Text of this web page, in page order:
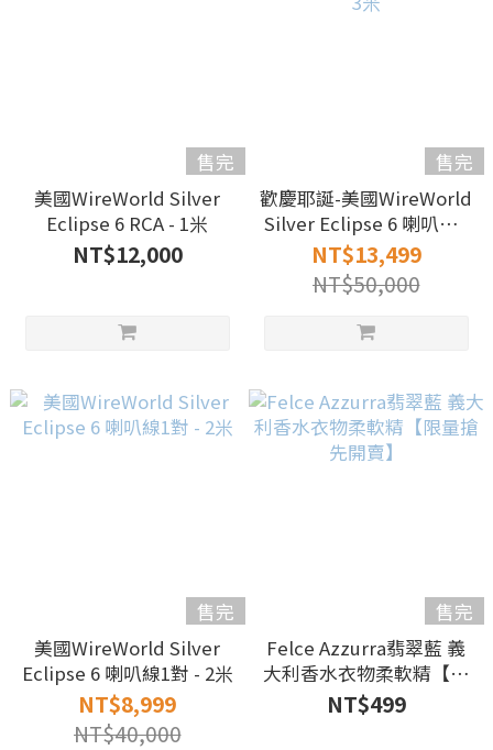
售完
美國WireWorld Silver
Eclipse 6 RCA - 1米
NT$12,000
售完
歡慶耶誕-美國WireWorld
Silver Eclipse 6 喇叭線1
對 - 3米
NT$13,499
NT$50,000
售完
美國WireWorld Silver
Eclipse 6 喇叭線1對 - 2米
NT$8,999
NT$40,000
售完
Felce Azzurra翡翠藍 義
大利香水衣物柔軟精【限
量搶先開賣】
NT$499